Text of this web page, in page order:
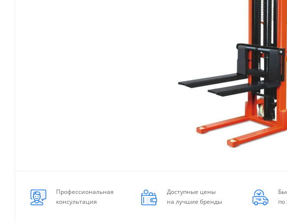
Профессиональная
консультация
Доступные цены
на лучшие бренды
по